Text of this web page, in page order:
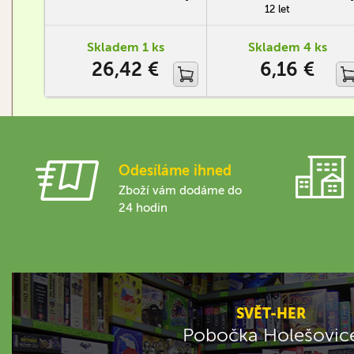
Skladem 1 ks
26,42 €
12 let
Skladem 4 ks
6,16 €
Odesíláme ihned
Zboží vám dodáme do
24 hodin
SVĚT-HER
Pobočka